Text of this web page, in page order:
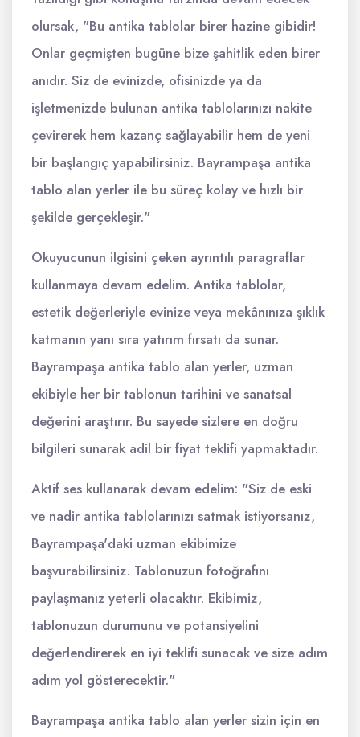
olursak, "Bu antika tablolar birer hazine gibidir!
Onlar geçmişten bugüne bize şahitlik eden birer
anıdır. Siz de evinizde, ofisinizde ya da
işletmenizde bulunan antika tablolarınızı nakite
çevirerek hem kazanç sağlayabilir hem de yeni
bir başlangıç yapabilirsiniz. Bayrampaşa antika
tablo alan yerler ile bu süreç kolay ve hızlı bir
şekilde gerçekleşir."
Okuyucunun ilgisini çeken ayrıntılı paragraflar
kullanmaya devam edelim. Antika tablolar,
estetik değerleriyle evinize veya mekânınıza şıklık
katmanın yanı sıra yatırım fırsatı da sunar.
Bayrampaşa antika tablo alan yerler, uzman
ekibiyle her bir tablonun tarihini ve sanatsal
değerini araştırır. Bu sayede sizlere en doğru
bilgileri sunarak adil bir fiyat teklifi yapmaktadır.
Aktif ses kullanarak devam edelim: "Siz de eski
ve nadir antika tablolarınızı satmak istiyorsanız,
Bayrampaşa'daki uzman ekibimize
başvurabilirsiniz. Tablonuzun fotoğrafını
paylaşmanız yeterli olacaktır. Ekibimiz,
tablonuzun durumunu ve potansiyelini
değerlendirerek en iyi teklifi sunacak ve size adım
adım yol gösterecektir."
Bayrampaşa antika tablo alan yerler sizin için en